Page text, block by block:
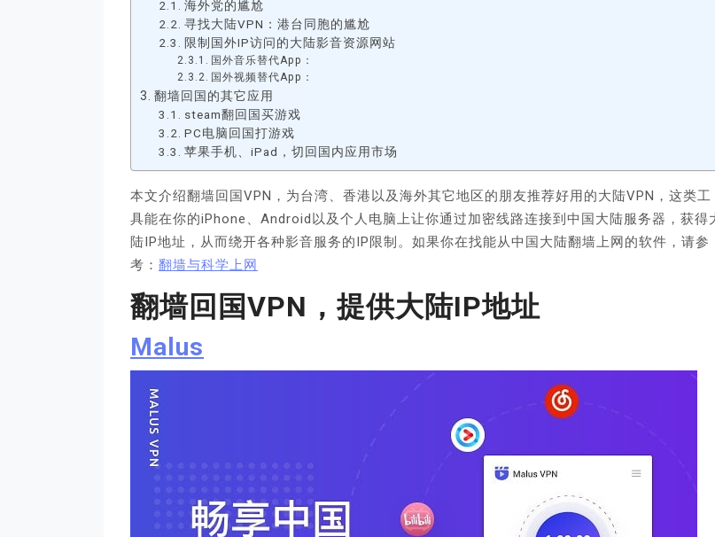
海外党的尴尬
寻找大陆VPN：港台同胞的尴尬
限制国外IP访问的大陆影音资源网站
国外音乐替代App：
国外视频替代App：
翻墙回国的其它应用
steam翻回国买游戏
PC电脑回国打游戏
苹果手机、iPad，切回国内应用市场
本文介绍翻墙回国VPN，为台湾、香港以及海外其它地区的朋友推荐好用的大陆VPN，这类工
具能在你的iPhone、Android以及个人电脑上让你通过加密线路连接到中国大陆服务器，获得
陆IP地址，从而绕开各种影音服务的IP限制。如果你在找能从中国大陆翻墙上网的软件，请参
考： 翻墙与科学上网
翻墙回国VPN，提供大陆IP地址
Malus